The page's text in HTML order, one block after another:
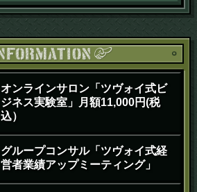
オンラインサロン「ツヴォイ式ビ
ジネス実験室」月額11,000円(税
込）
グループコンサル「ツヴォイ式経
営者業績アップミーティング」